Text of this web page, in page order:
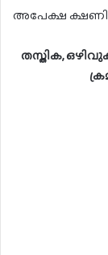
അപേക്ഷ
തസ്തിക,